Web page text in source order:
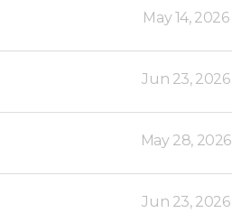
May 14, 2026
Jun 23, 2026
May 28, 2026
Jun 23, 2026